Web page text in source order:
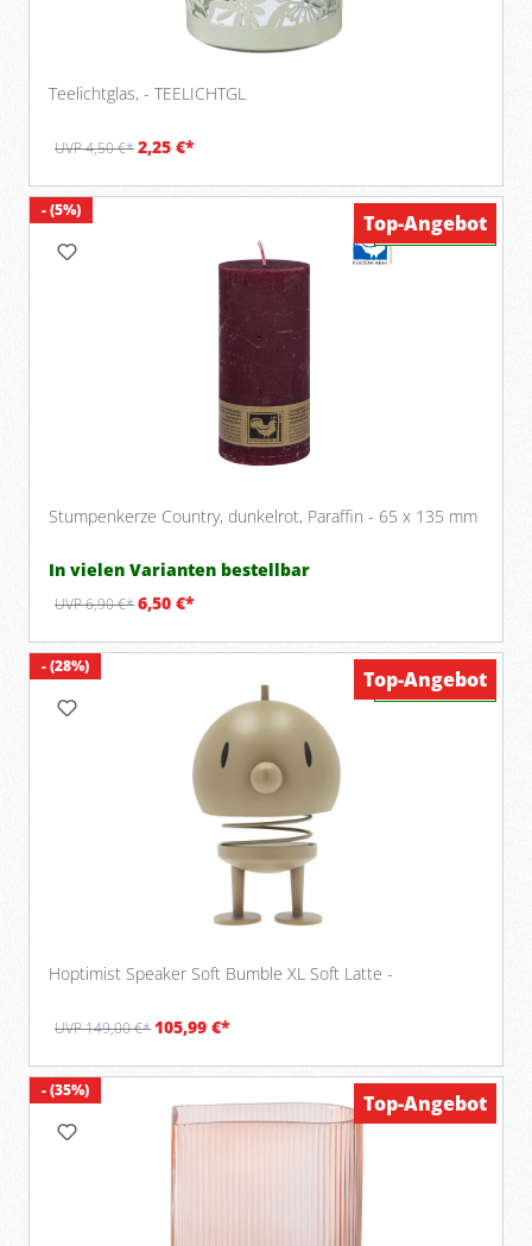
Teelichtglas, - TEELICHTGL
UVP 4,50 €*2,25 €*
- (5%)
Stumpenkerze Country, dunkelrot, Paraffin - 65 x 135 mm
In vielen Varianten bestellbar
UVP 6,90 €*6,50 €*
Verfügbar
Top-Angebot
- (28%)
Hoptimist Speaker Soft Bumble XL Soft Latte -
UVP 149,00 €*105,99 €*
Verfügbar
Top-Angebot
- (35%)
Top-Angebot
Top-Angebot